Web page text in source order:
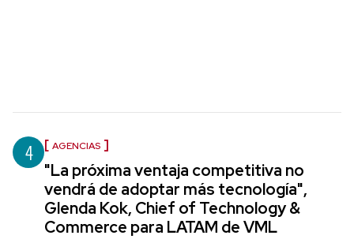
4 AGENCIAS
"La próxima ventaja competitiva no
vendrá de adoptar más tecnología",
Glenda Kok, Chief of Technology &
Commerce para LATAM de VML